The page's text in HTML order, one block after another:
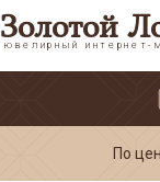
Золотой
ювелирный интернет-
По